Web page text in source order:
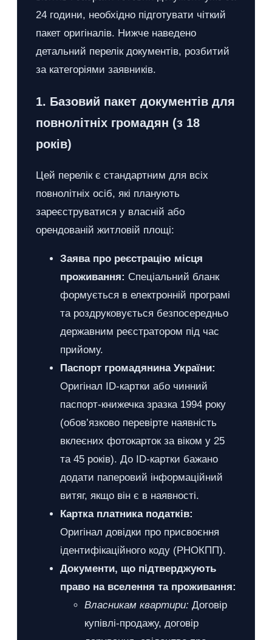
24 години, необхідно підготувати чіткий
пакет оригіналів. Нижче наведено
детальний перелік документів, розбитий
за категоріями заявників.
1. Базовий пакет документів для
повнолітніх громадян (з 18
років)
Цей перелік є стандартним для всіх
повнолітніх осіб, які планують
зареєструватися у власній або
орендованій житловій площі:
Заява про реєстрацію місця
проживання: Спеціальний бланк
формується в електронній програмі
та роздруковується безпосередньо
державним реєстратором під час
прийому.
Паспорт громадянина України:
Оригінал ID-картки або чинний
паспорт-книжечка зразка 1994 року
(обов’язково перевірте наявність
вклеєних фотокарток за віком у 25
та 45 років). До ID-картки бажано
додати паперовий інформаційний
витяг, якщо він є в наявності.
Картка платника податків:
Оригінал довідки про присвоєння
ідентифікаційного коду (РНОКПП).
Документи, що підтверджують
право на вселення та проживання:
Власникам квартири: Договір
купівлі-продажу, договір